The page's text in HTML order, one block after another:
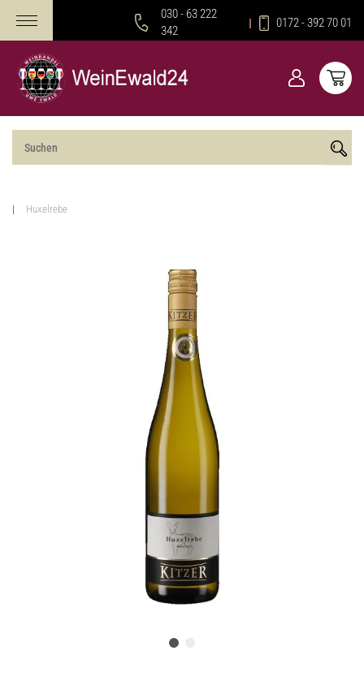
030 - 63 222
342
0172 - 392 70 01
Huxelrebe